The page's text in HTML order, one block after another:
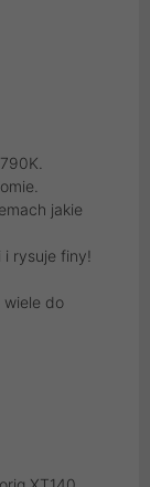
jakie
rysuje finy!
wiele do